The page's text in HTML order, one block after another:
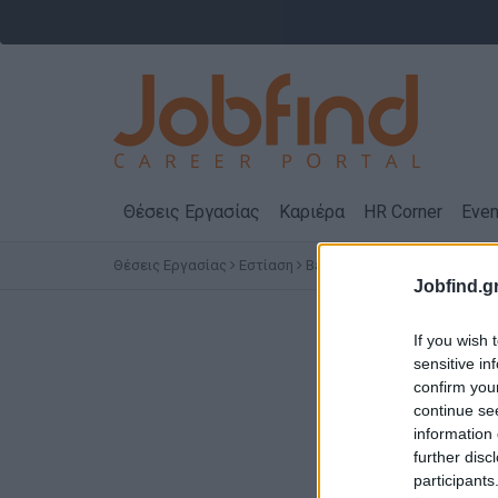
If you wish
sensitive
confirm
continue
information
further
Θέσεις Εργασίας Καριέρα HR Corner
Θέσεις Εργασίας Εστίαση Barman / Barista